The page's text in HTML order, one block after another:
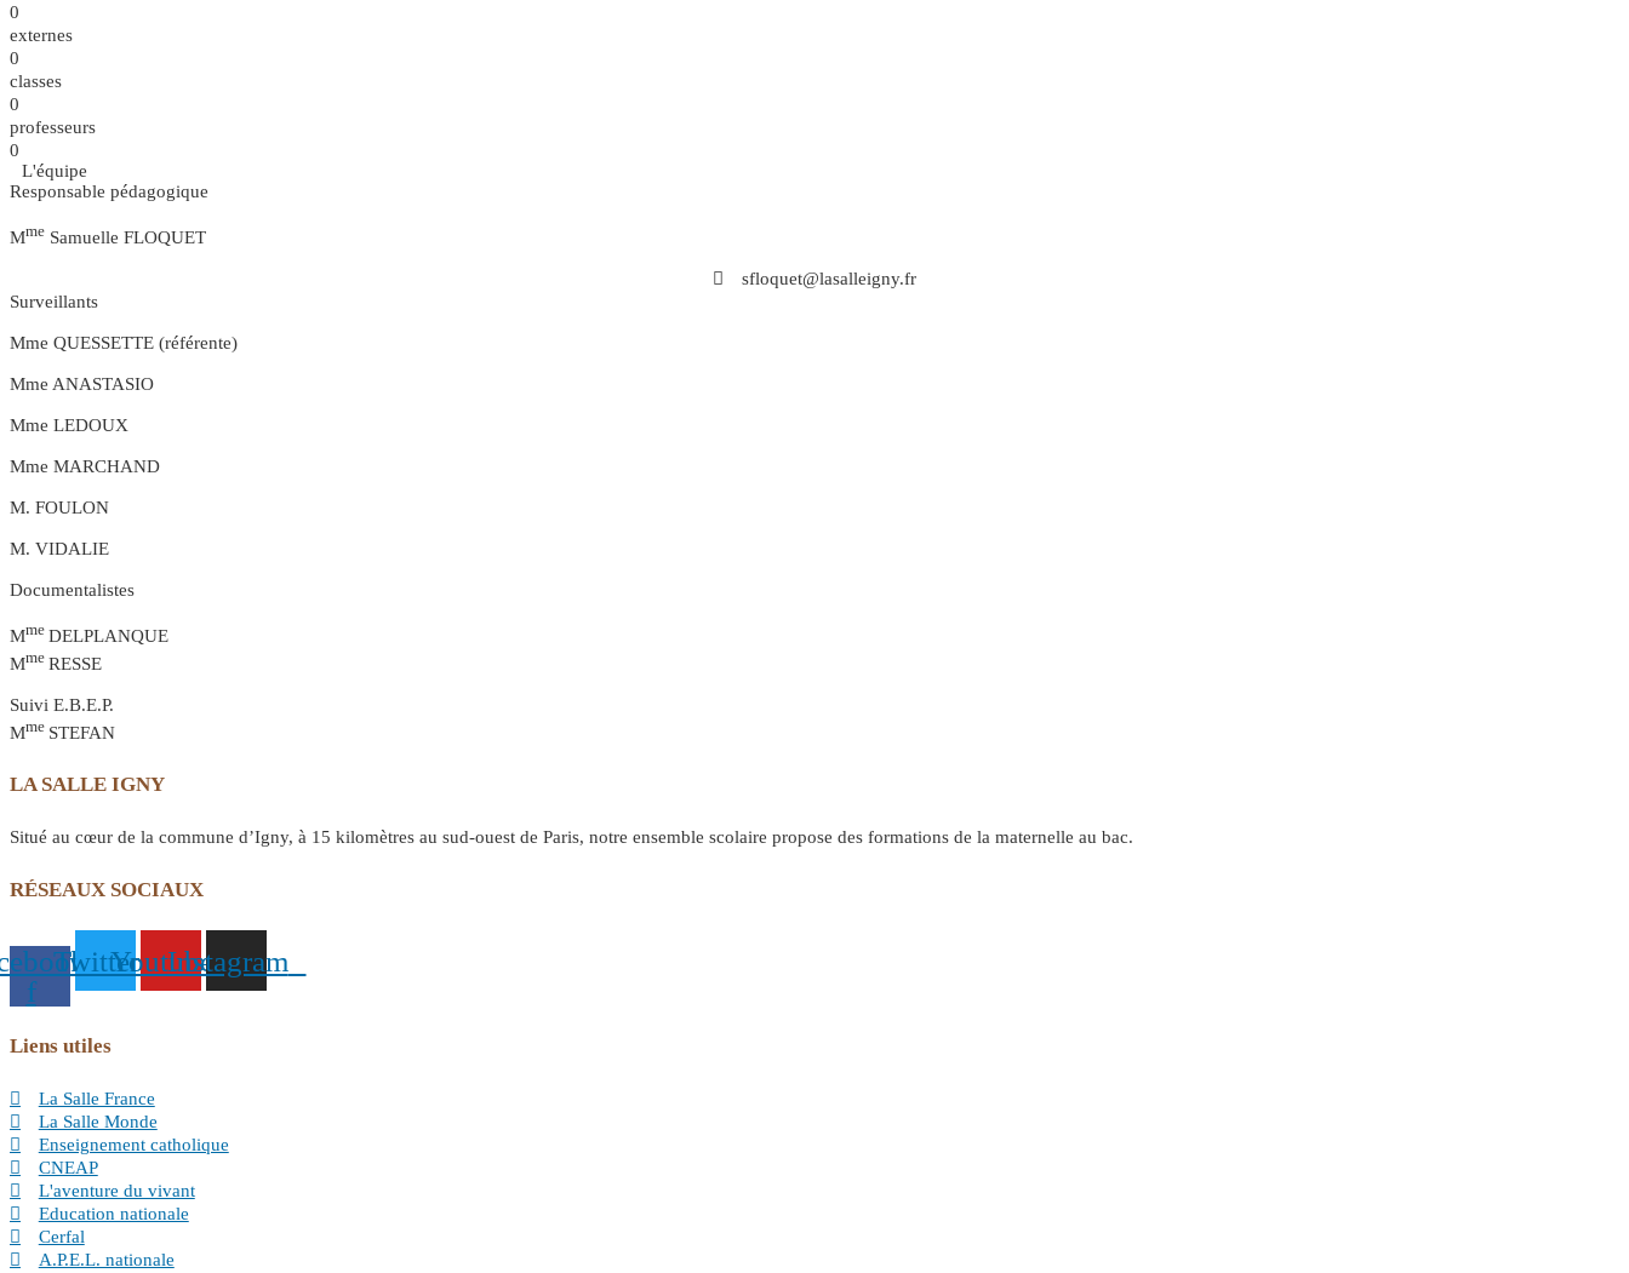
0
externes
0
classes
0
professeurs
0
L'équipe
Responsable pédagogique
Mme Samuelle FLOQUET
sfloquet@lasalleigny.fr
Surveillants
Mme QUESSETTE (référente)
Mme ANASTASIO
Mme LEDOUX
Mme MARCHAND
M. FOULON
M. VIDALIE
Documentalistes
Mme DELPLANQUE
Mme RESSE
Suivi E.B.E.P.
Mme STEFAN
LA SALLE IGNY
Situé au cœur de la commune d’Igny, à 15 kilomètres au sud-ouest de Paris, notre ensemble scolaire propose des formations de la maternelle au bac.
RÉSEAUX SOCIAUX
f
TwitterYoutubeInstagram
Liens utiles
La Salle France
La Salle Monde
Enseignement catholique
CNEAP
L'aventure du vivant
Education nationale
Cerfal
A.P.E.L. nationale